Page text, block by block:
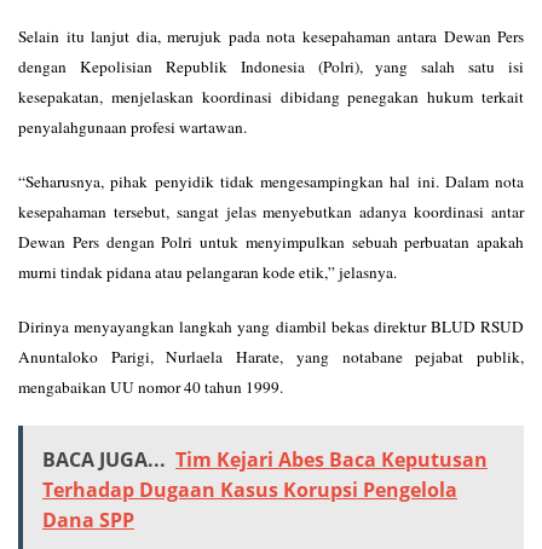
Selain itu lanjut dia, merujuk pada nota kesepahaman antara Dewan Pers
dengan Kepolisian Republik Indonesia (Polri), yang salah satu isi
kesepakatan, menjelaskan koordinasi dibidang penegakan hukum terkait
penyalahgunaan profesi wartawan.
“Seharusnya, pihak penyidik tidak mengesampingkan hal ini. Dalam nota
kesepahaman tersebut, sangat jelas menyebutkan adanya koordinasi antar
Dewan Pers dengan Polri untuk menyimpulkan sebuah perbuatan apakah
murni tindak pidana atau pelangaran kode etik,” jelasnya.
Dirinya menyayangkan langkah yang diambil bekas direktur BLUD RSUD
Anuntaloko Parigi, Nurlaela Harate, yang notabane pejabat publik,
mengabaikan UU nomor 40 tahun 1999.
BACA JUGA... Tim Kejari Abes Baca Keputusan
Terhadap Dugaan Kasus Korupsi Pengelola
Dana SPP